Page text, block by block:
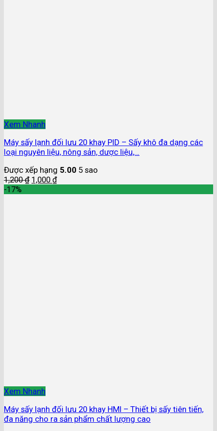
Xem Nhanh
Máy sấy lạnh đối lưu 20 khay PID – Sấy khô đa dạng các
loại nguyên liệu, nông sản, dược liệu,…
Được xếp hạng 5.00 5 sao
1,200₫ 1,000 ₫
-17%
Xem Nhanh
Máy sấy lạnh đối lưu 20 khay HMI – Thiết bị sấy tiên tiến,
đa năng cho ra sản phẩm chất lượng cao